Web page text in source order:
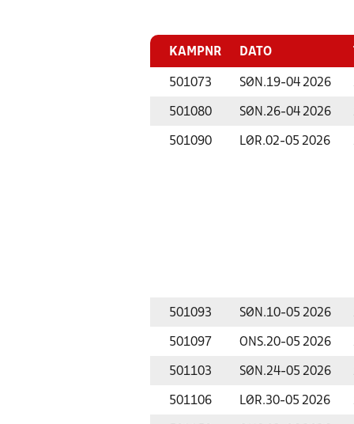
KAMPNR DATO
501073 SØN.19-04 2026
501080 SØN.26-04 2026
501090 LØR.02-05 2026
501093 SØN.10-05 2026
501097 ONS.20-05 2026
501103 SØN.24-05 2026
501106 LØR.30-05 2026